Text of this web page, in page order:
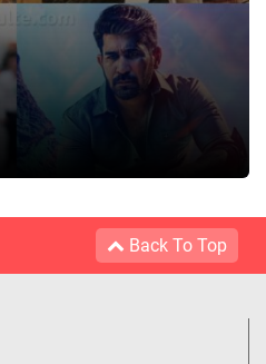
Back To Top